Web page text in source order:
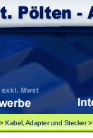
>Kabel, Adapter und Stecker>